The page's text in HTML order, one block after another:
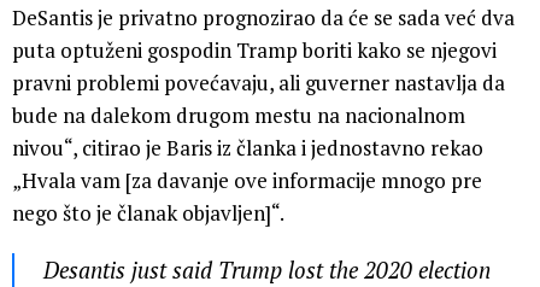
DeSantis je privatno prognozirao da će se sada već dva
puta optuženi gospodin Tramp boriti kako se njegovi
pravni problemi povećavaju, ali guverner nastavlja da
bude na dalekom drugom mestu na nacionalnom
nivou“, citirao je Baris iz članka i jednostavno rekao
„Hvala vam [za davanje ove informacije mnogo pre
nego što je članak objavljen]“.
Desantis just said Trump lost the 2020 election